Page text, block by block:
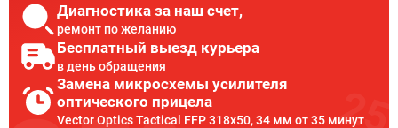
Диагностика за наш счет,
ремонт по желанию
Бесплатный выезд курьера
в день обращения
Замена микросхемы усилителя
оптического прицела
Vector Optics Tactical FFP 318x50, 34 мм от 35 минут